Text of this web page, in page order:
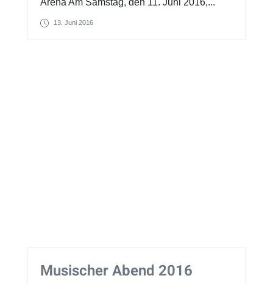
Arena Am Samstag, den 11. Juni 2016,...
13. Juni 2016
Musischer Abend 2016